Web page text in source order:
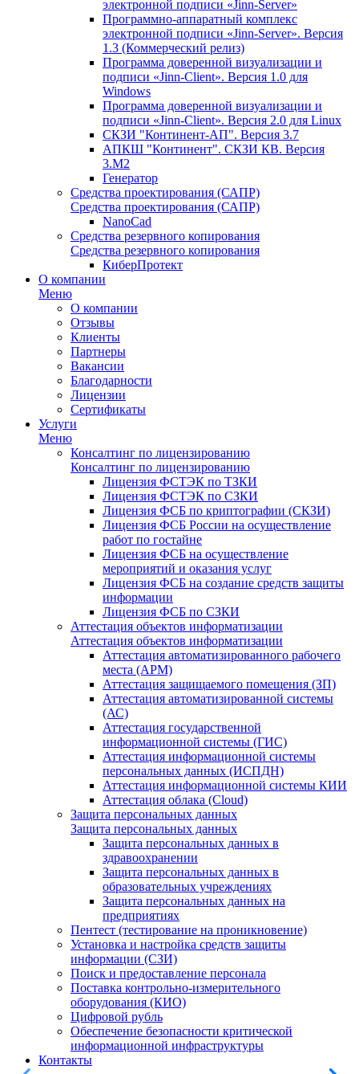
электронной подписи «Jinn-Server»
Программно-аппаратный комплекс
электронной подписи «Jinn-Server». Версия
1.3 (Коммерческий релиз)
Программа доверенной визуализации и
подписи «Jinn-Client». Версия 1.0 для
Windows
Программа доверенной визуализации и
подписи «Jinn-Client». Версия 2.0 для Linux
СКЗИ "Континент-АП". Версия 3.7
АПКШ "Континент". СКЗИ КВ. Версия
3.М2
Генератор
Средства проектирования (САПР)
Средства проектирования (САПР)
NanoCad
Средства резервного копирования
Средства резервного копирования
КиберПротект
О компании
Меню
О компании
Отзывы
Клиенты
Партнеры
Вакансии
Благодарности
Лицензии
Сертификаты
Услуги
Меню
Консалтинг по лицензированию
Консалтинг по лицензированию
Лицензия ФСТЭК по ТЗКИ
Лицензия ФСТЭК по СЗКИ
Лицензия ФСБ по криптографии (СКЗИ)
Лицензия ФСБ России на осуществление
работ по гостайне
Лицензия ФСБ на осуществление
мероприятий и оказания услуг
Лицензия ФСБ на создание средств защиты
информации
Лицензия ФСБ по СЗКИ
Аттестация объектов информатизации
Аттестация объектов информатизации
Аттестация автоматизированного рабочего
места (АРМ)
Аттестация защищаемого помещения (ЗП)
Аттестация автоматизированной системы
(АС)
Аттестация государственной
информационной системы (ГИС)
Аттестация информационной системы
персональных данных (ИСПДН)
Аттестация информационной системы КИИ
Аттестация облака (Cloud)
Защита персональных данных
Защита персональных данных
Защита персональных данных в
здравоохранении
Защита персональных данных в
образовательных учреждениях
Защита персональных данных на
предприятиях
Пентест (тестирование на проникновение)
Установка и настройка средств защиты
информации (СЗИ)
Поиск и предоставление персонала
Поставка контрольно-измерительного
оборудования (КИО)
Цифровой рубль
Обеспечение безопасности критической
информационной инфраструктуры
Контакты